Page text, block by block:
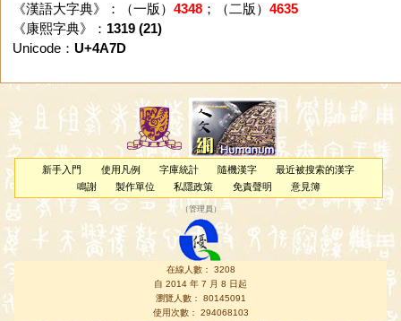
《漢語大字典》：（一版） 4348；（二版） 4635
《康熙字典》： 1319 (21)
Unicode： U+4A7D
新手入門 使用凡例 字庫統計 隨機漢字
最近被搜索的漢字
鳴謝
製作單位 私隱政策 免責聲明 意見簿
（管理員 ）
在線人數： 3208
自 2014 年 7 月 8 日起
瀏覽人數： 80145091
使用次數： 294068103